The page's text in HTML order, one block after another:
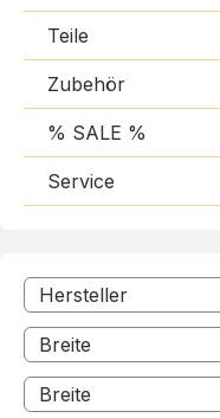
Teile
Zubehör
% SALE %
Service
Hersteller
Breite
Breite